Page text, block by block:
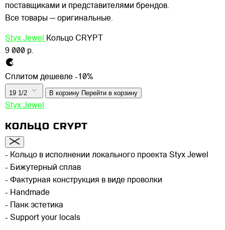
поставщиками и представителями брендов.
Все товары — оригинальные.
Styx Jewel
Кольцо CRYPT
9 000 р.
Сплитом дешевле -10%
19 1/2 В корзину Перейти в корзину
Styx Jewel
КОЛЬЦО CRYPT
- Кольцо в исполнении локального проекта Styx Jewel
- Бижутерный сплав
- Фактурная конструкция в виде проволки
- Handmade
- Панк эстетика
- Support your locals